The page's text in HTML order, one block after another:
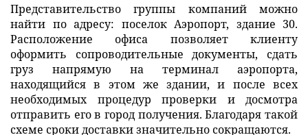
Представительство группы компаний можно
найти по адресу: поселок Аэропорт, здание 30.
Расположение офиса позволяет клиенту
оформить сопроводительные документы, сдать
груз напрямую на терминал аэропорта,
находящийся в этом же здании, и после всех
необходимых процедур проверки и досмотра
отправить его в город получения. Благодаря такой
схеме сроки доставки значительно сокращаются.